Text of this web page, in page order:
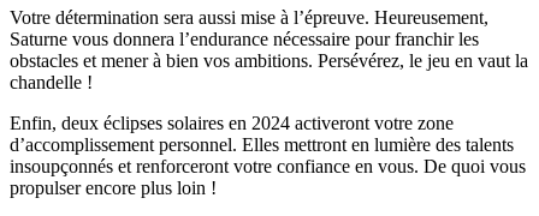
Votre détermination sera aussi mise à l’épreuve. Heureusement,
Saturne vous donnera l’endurance nécessaire pour franchir les
obstacles et mener à bien vos ambitions. Persévérez, le jeu en vaut la
chandelle !
Enfin, deux éclipses solaires en 2024 activeront votre zone
d’accomplissement personnel. Elles mettront en lumière des talents
insoupçonnés et renforceront votre confiance en vous. De quoi vous
propulser encore plus loin !